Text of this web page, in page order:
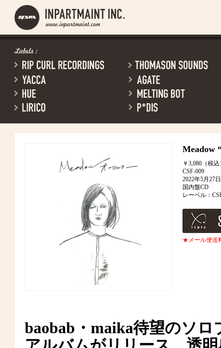
Meadow
￥3,080（税込
CSF-009
2022年5月27
国内盤CD
レーベル：
★メール便送
baobab・maika待望のソロ